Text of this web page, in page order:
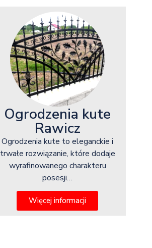
Ogrodzenia kute
Rawicz
Ogrodzenia kute to eleganckie i
trwałe rozwiązanie, które dodaje
wyrafinowanego charakteru
posesji…
Więcej informacji